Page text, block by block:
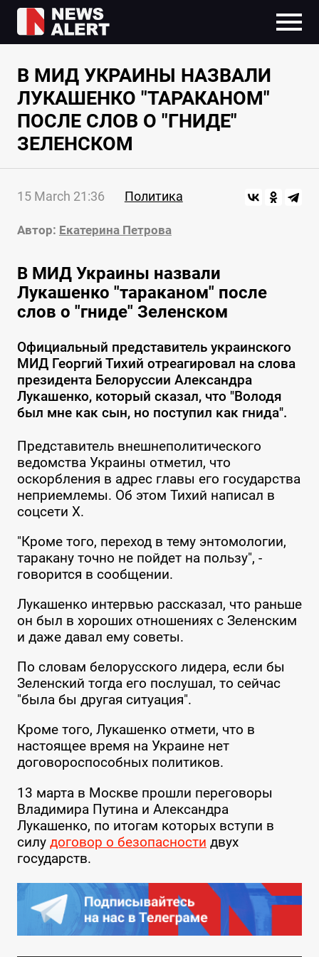
В МИД УКРАИНЫ НАЗВАЛИ
ЛУКАШЕНКО "ТАРАКАНОМ"
ПОСЛЕ СЛОВ О "ГНИДЕ"
ЗЕЛЕНСКОМ
15 March 21:36 Политика
Автор: Екатерина Петрова
В МИД Украины назвали
Лукашенко "тараканом" после
слов о "гниде" Зеленском
Официальный представитель украинского
МИД Георгий Тихий отреагировал на слова
президента Белоруссии Александра
Лукашенко, который сказал, что "Володя
был мне как сын, но поступил как гнида".
Представитель внешнеполитического
ведомства Украины отметил, что
оскорбления в адрес главы его государства
неприемлемы. Об этом Тихий написал в
соцсети Х.
"Кроме того, переход в тему энтомологии,
таракану точно не пойдет на пользу", -
говорится в сообщении.
Лукашенко интервью рассказал, что раньше
он был в хороших отношениях с Зеленским
и даже давал ему советы.
По словам белорусского лидера, если бы
Зеленский тогда его послушал, то сейчас
"была бы другая ситуация".
Кроме того, Лукашенко отмети, что в
настоящее время на Украине нет
договороспособных политиков.
13 марта в Москве прошли переговоры
Владимира Путина и Александра
Лукашенко, по итогам которых вступи в
силу договор о безопасности двух
государств.